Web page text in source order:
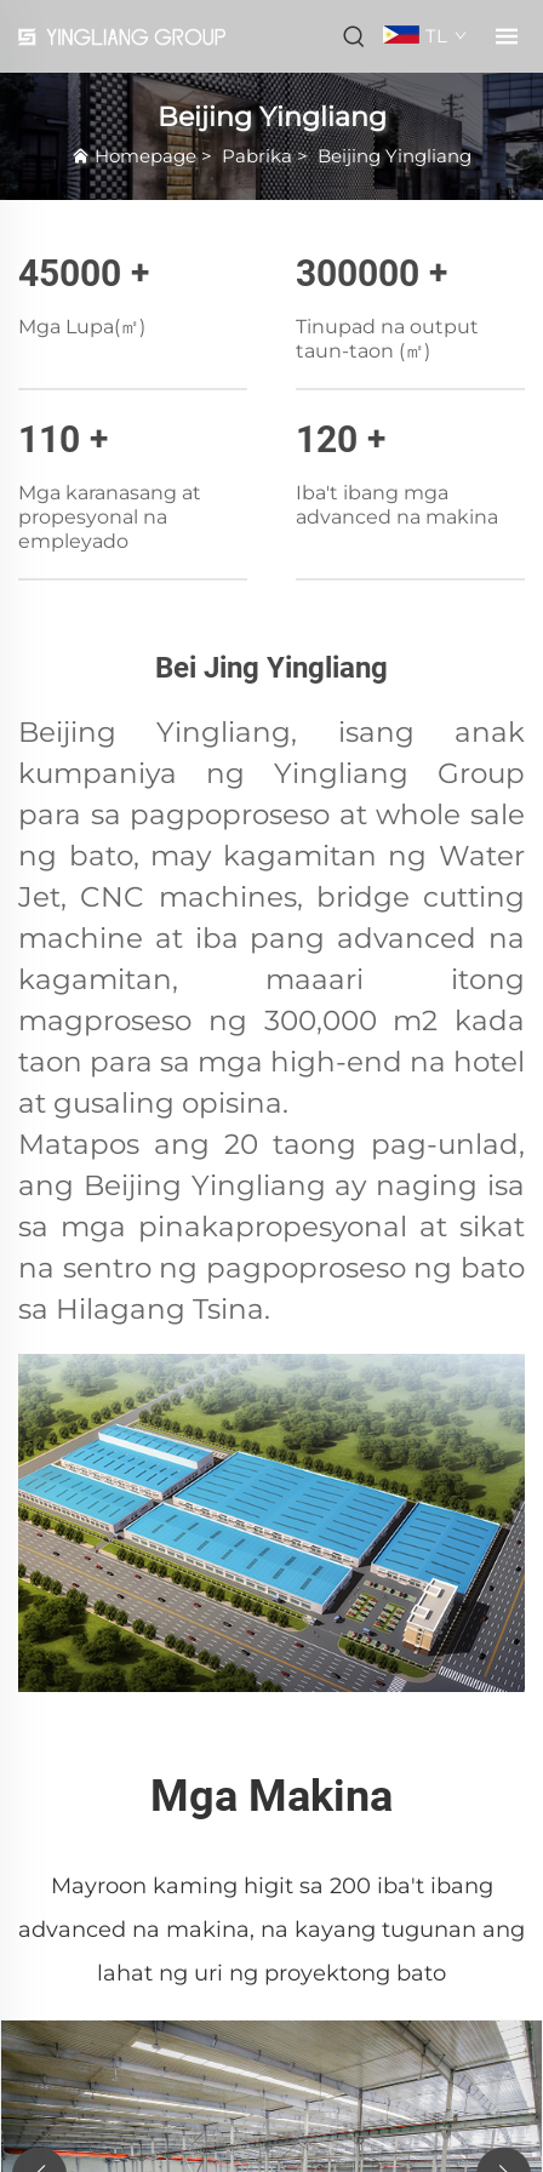
TL
Beijing Yingliang
Homepage> Pabrika>Beijing Yingliang
45000 +
Mga Lupa(㎡)
300000 +
Tinupad na output
taun-taon (㎡)
110 +
Mga karanasang at
propesyonal na
empleyado
120 +
Iba't ibang mga
advanced na makina
Bei Jing Yingliang
Beijing Yingliang, isang anak
kumpaniya ng Yingliang Group
para sa pagpoproseso at whole sale
ng bato, may kagamitan ng Water
Jet, CNC machines, bridge cutting
machine at iba pang advanced na
kagamitan, maaari itong
magproseso ng 300,000 m2 kada
taon para sa mga high-end na hotel
at gusaling opisina.
Matapos ang 20 taong pag-unlad,
ang Beijing Yingliang ay naging isa
sa mga pinakapropesyonal at sikat
na sentro ng pagpoproseso ng bato
sa Hilagang Tsina.
Mga Makina
Mayroon kaming higit sa 200 iba't ibang
advanced na makina, na kayang tugunan ang
lahat ng uri ng proyektong bato